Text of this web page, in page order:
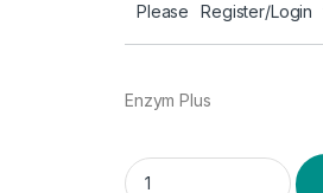
Please Register/Login
Enzym Plus
Enzym Plus 1L quantity